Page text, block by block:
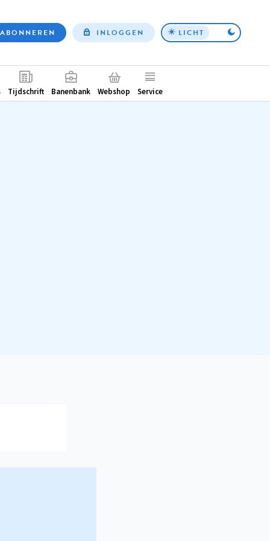
Top
ABONNEREN INLOGGEN LICHT
Tijdschrift Banenbank Webshop Service